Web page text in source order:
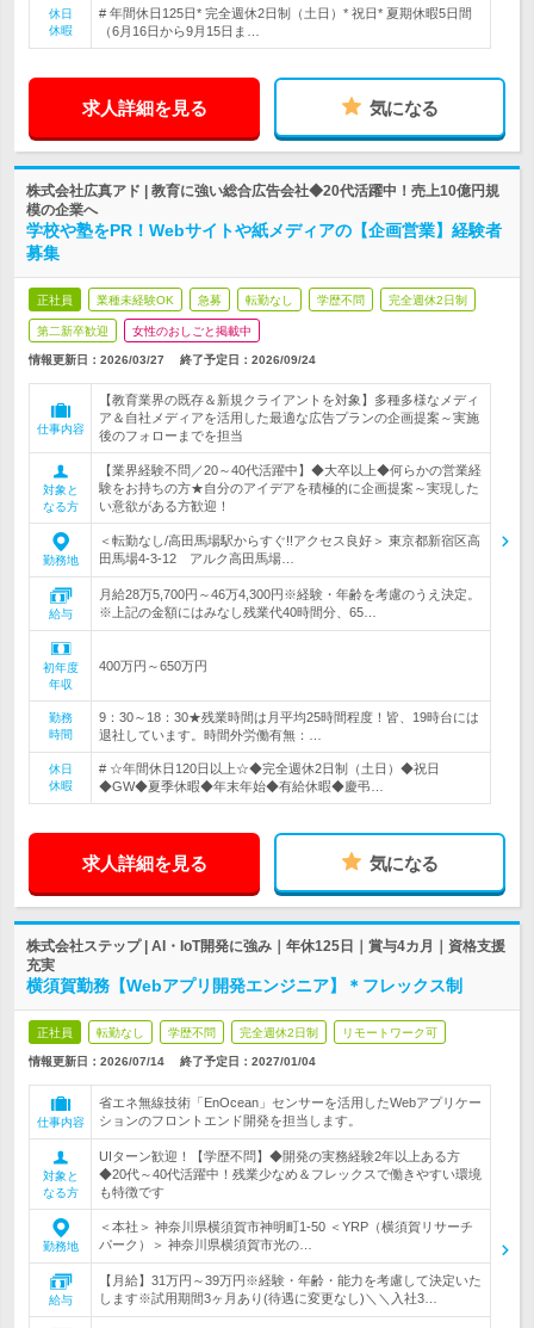
休日
休暇
# 年間休日125日* 完全週休2日制（土日）* 祝日* 夏期休暇5日間
（6月16日から9月15日ま…
求人詳細を見る 気になる
株式会社広真アド | 教育に強い総合広告会社◆20代活躍中！売上10億円規
模の企業へ
学校や塾をPR！Webサイトや紙メディアの【企画営業】経験者
募集
正社員 業種未経験OK 急募 転勤なし 学歴不問 完全週休2日制
第二新卒歓迎 女性のおしごと掲載中
情報更新日：2026/03/27 終了予定日： 2026/09/24
仕事内容
【教育業界の既存＆新規クライアントを対象】多種多様なメディ
ア＆自社メディアを活用した最適な広告プランの企画提案～実施
後のフォローまでを担当
対象と
なる方
【業界経験不問／20～40代活躍中】◆大卒以上◆何らかの営業経
験をお持ちの方★自分のアイデアを積極的に企画提案～実現した
い意欲がある方歓迎！
勤務地
＜転勤なし/高田馬場駅からすぐ!!アクセス良好＞ 東京都新宿区高
田馬場4-3-12 アルク高田馬場…
給与
月給28万5,700円～46万4,300円※経験・年齢を考慮のうえ決定。
※上記の金額にはみなし残業代40時間分、65…
初年度
年収
400万円～650万円
勤務
時間
9：30～18：30★残業時間は月平均25時間程度！皆、19時台には
退社しています。時間外労働有無：…
休日
休暇
# ☆年間休日120日以上☆◆完全週休2日制（土日）◆祝日
◆GW◆夏季休暇◆年末年始◆有給休暇◆慶弔…
求人詳細を見る 気になる
株式会社ステップ | AI・IoT開発に強み｜年休125日｜賞与4カ月｜資格支援
充実
横須賀勤務【Webアプリ開発エンジニア】＊フレックス制
正社員 転勤なし 学歴不問 完全週休2日制 リモートワーク可
情報更新日：2026/07/14 終了予定日： 2027/01/04
仕事内容
省エネ無線技術「EnOcean」センサーを活用したWebアプリケー
ションのフロントエンド開発を担当します。
対象と
なる方
UIターン歓迎！【学歴不問】◆開発の実務経験2年以上ある方
◆20代～40代活躍中！残業少なめ＆フレックスで働きやすい環境
も特徴です
勤務地
＜本社＞ 神奈川県横須賀市神明町1-50 ＜YRP（横須賀リサーチ
パーク）＞ 神奈川県横須賀市光の…
給与
【月給】31万円～39万円※経験・年齢・能力を考慮して決定いた
します※試用期間3ヶ月あり(待遇に変更なし)＼＼入社3…